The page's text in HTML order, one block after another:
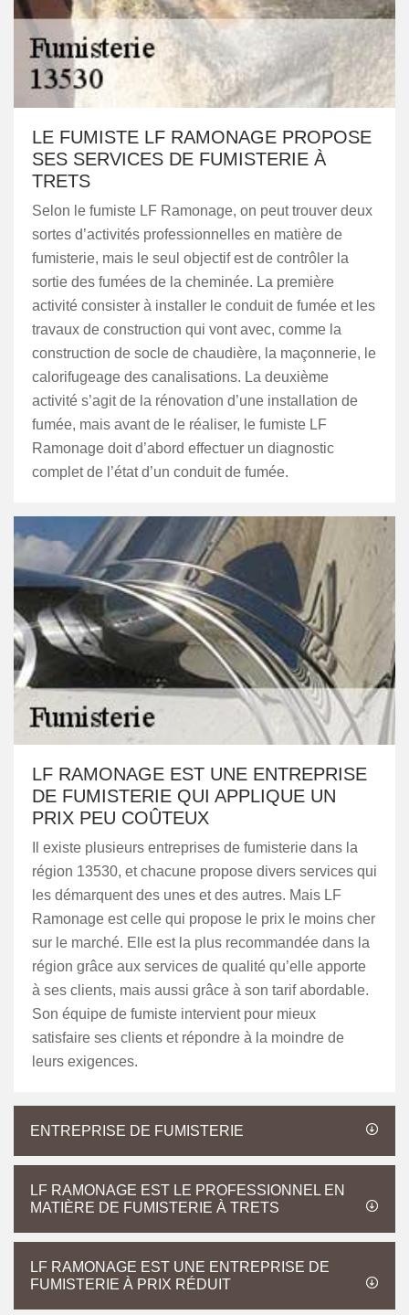
LE FUMISTE LF RAMONAGE PROPOSE
SES SERVICES DE FUMISTERIE À
TRETS
Selon le fumiste LF Ramonage, on peut trouver deux
sortes d’activités professionnelles en matière de
fumisterie, mais le seul objectif est de contrôler la
sortie des fumées de la cheminée. La première
activité consister à installer le conduit de fumée et les
travaux de construction qui vont avec, comme la
construction de socle de chaudière, la maçonnerie, le
calorifugeage des canalisations. La deuxième
activité s’agit de la rénovation d’une installation de
fumée, mais avant de le réaliser, le fumiste LF
Ramonage doit d’abord effectuer un diagnostic
complet de l’état d’un conduit de fumée.
LF RAMONAGE EST UNE ENTREPRISE
DE FUMISTERIE QUI APPLIQUE UN
PRIX PEU COÛTEUX
Il existe plusieurs entreprises de fumisterie dans la
région 13530, et chacune propose divers services qui
les démarquent des unes et des autres. Mais LF
Ramonage est celle qui propose le prix le moins cher
sur le marché. Elle est la plus recommandée dans la
région grâce aux services de qualité qu’elle apporte
à ses clients, mais aussi grâce à son tarif abordable.
Son équipe de fumiste intervient pour mieux
satisfaire ses clients et répondre à la moindre de
leurs exigences.
ENTREPRISE DE FUMISTERIE
LF RAMONAGE EST LE PROFESSIONNEL EN
MATIÈRE DE FUMISTERIE À TRETS
LF RAMONAGE EST UNE ENTREPRISE DE
FUMISTERIE À PRIX RÉDUIT